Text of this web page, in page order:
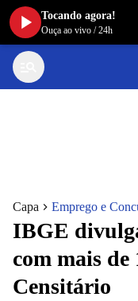
Capa Emprego e
IBGE
com mais
Censitário
Tocando agora!
Ouça ao vivo /24h